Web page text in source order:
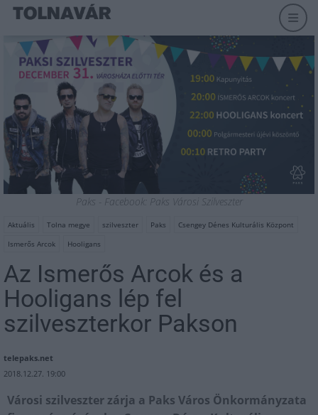
Paks - Facebook: ‎Paks Városi Szilveszter
Aktuális Tolna megye szilveszter Paks
Csengey Dénes Kulturális Központ
Ismerős Arcok
Hooligans
Az Ismerős Arcok és a
Hooligans lép fel
szilveszterkor Pakson
telepaks.net
2018.12.27. 19:00
Városi szilveszter zárja a Paks Város Önkormányzata